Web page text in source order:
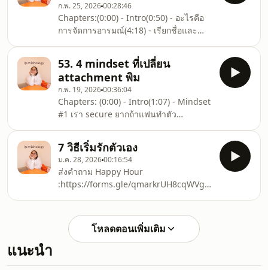
:https://forms.gle/qmarkrUH8cqWVgz47For
Work:Line:
https://lin.ee/l1DyDZEEmail:
pimchology@gmail.comLet’s
Connect!!Instagram:
https://www.instagram.com/pimchology/Instagram:
https://www.instagram.com/p
ก.พ. 25, 202600:28:46
Chapters:(0:00) - Intro(0:50) - อะไรคือ
การจัดการอารมณ์(4:18) - เรียกชื่อและ
เข้าใจและจัดการ (Understand &amp;
Regulate)(17:26) - บทบาทของพ่อ
แม่(20:38) - สื่อสาร (Communicate)
(26:25) - Final Thoughts ส่งคำถาม
Happy Hour
:https://forms.gle/qmarkrUH8cqWVgz47For
Work:Line:
https://lin.ee/l1DyDZEEmail:
pimchology@gmail.comLet’s
Connect!!Instagram:
https://www.insta
53. 4 mindset ที่เปลี่ยน
attachment พิม
ก.พ. 19, 202600:36:04
Chapters: (0:00) - Intro(1:07) - Mindset
#1 เรา secure ยากถ้าแฟนทำตัว
เพื่อที่จะเวิร์คกับตัวเอง(12:26) - Mindset
#3 ผู้หญิงกับความ anxious (21:34) -
Mindset #4 ผู้หญิงและ sexuality (30:11)
- Happy Hourส่งคำถาม Happy Hour
:https://forms.gle/qmarkrUH8cqWVgz47For
Work:Line:
https://lin.ee/l1DyDZEEmail:
pimchology@gmail.comLet’s
Connect!!Instagram:
7 วิธีเริ่มรักตัวเอง
ม.ค. 28, 202600:16:54
ส่งคำถาม Happy Hour
:https://forms.gle/qmarkrUH8cqWVgz47For
pimchology@gmail.comLet’s
Connect!!Instagram:
โหลดตอนเพิ่มเติม
แนะนำ